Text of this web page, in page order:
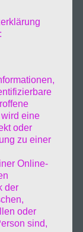
der
hatte in
zu
und
von
Hjerpsted-
eine
oder
zu einer
Online-
der
oder
sind,